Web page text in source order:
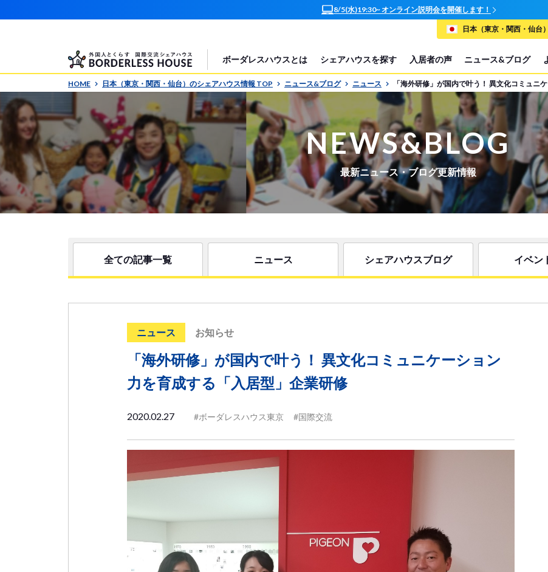
オンラインで簡単相談！お部屋探しサポート随時受付中
ボーダレスハウスとは シェアハウスを探す 入居者の声 ニュース&ブログ
日本（東京・関西・仙台
HOME 日本（東京・関西・仙台）のシェアハウス情報 TOP ニュース&ブログ ニュース 「海外研修」が国内で叶う！ 異文化コミュニ
NEWS&BLOG
最新ニュース・ブログ更新情報
全ての記事一覧 ニュース シェアハウスブログ イベン
ニュース お知らせ
「海外研修」が国内で叶う！ 異文化コミュニケーション
力を育成する「入居型」企業研修
2020.02.27 #ボーダレスハウス東京 #国際交流